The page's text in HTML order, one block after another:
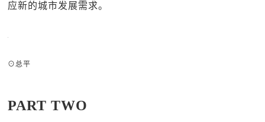
应新的城市发展需求。
⊙总平
PART TWO